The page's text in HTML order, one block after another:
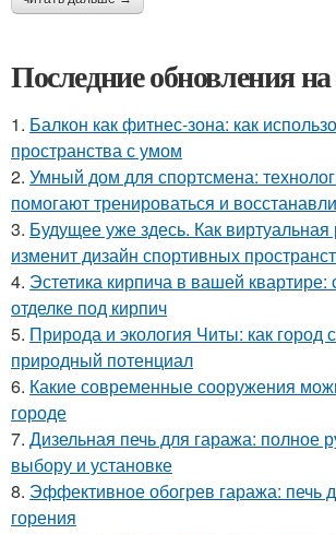
Последние обновления на
1. Балкон как фитнес-зона: как
пространства с умом
2. Умный дом для спортсмена:
помогают тренироваться и
3. Будущее уже здесь. Как виртуальная
изменит дизайн спортивных
4. Эстетика кирпича в вашей квартире:
отделке под кирпич
5. Природа и экология Читы: как город
природный потенциал
6. Какие современные сооружения
городе
7. Дизельная печь для гаража: полное
выбору и установке
8. Эффективное обогрев гаража: печь
горения